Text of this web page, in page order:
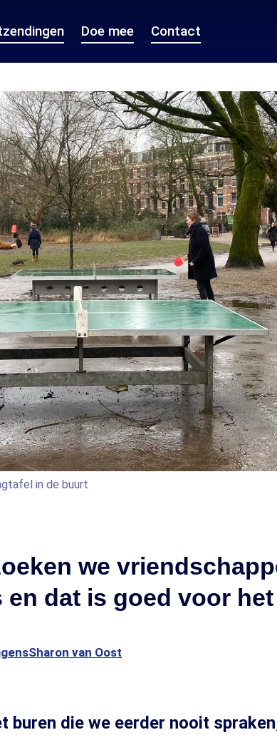
Doe mee Contact
in de buurt
we
dat is goed voor het
Sharon van Oost
buren die we eerder nooit